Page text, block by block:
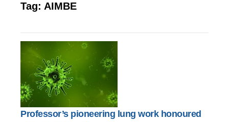
Tag: AIMBE
Professor’s pioneering lung work honoured